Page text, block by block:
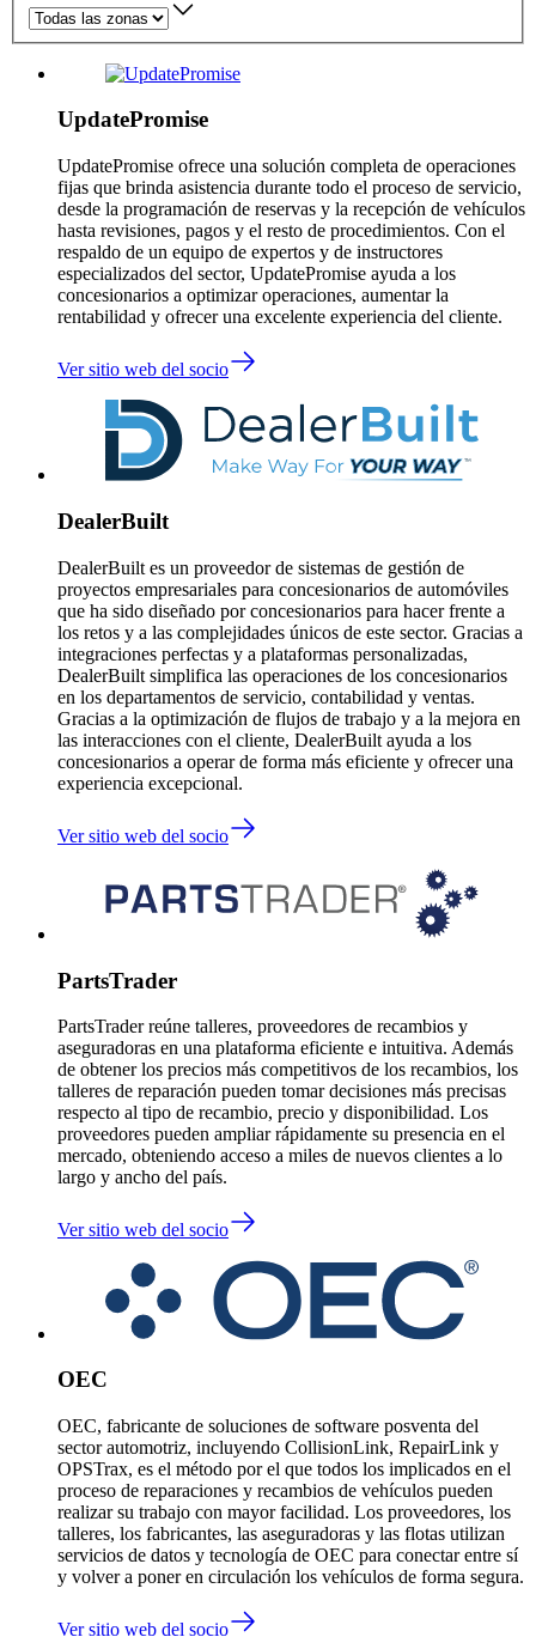
UpdatePromise
UpdatePromise ofrece una solución completa de operaciones
fijas que brinda asistencia durante todo el proceso de servicio,
desde la programación de reservas y la recepción de vehículos
hasta revisiones, pagos y el resto de procedimientos. Con el
respaldo de un equipo de expertos y de instructores
especializados del sector, UpdatePromise ayuda a los
concesionarios a optimizar operaciones, aumentar la
rentabilidad y ofrecer una excelente experiencia del cliente.
Ver sitio web del socio
DealerBuilt
DealerBuilt es un proveedor de sistemas de gestión de
proyectos empresariales para concesionarios de automóviles
que ha sido diseñado por concesionarios para hacer frente a
los retos y a las complejidades únicos de este sector. Gracias a
integraciones perfectas y a plataformas personalizadas,
DealerBuilt simplifica las operaciones de los concesionarios
en los departamentos de servicio, contabilidad y ventas.
Gracias a la optimización de flujos de trabajo y a la mejora en
las interacciones con el cliente, DealerBuilt ayuda a los
concesionarios a operar de forma más eficiente y ofrecer una
experiencia excepcional.
Ver sitio web del socio
PartsTrader
PartsTrader reúne talleres, proveedores de recambios y
aseguradoras en una plataforma eficiente e intuitiva. Además
de obtener los precios más competitivos de los recambios, los
talleres de reparación pueden tomar decisiones más precisas
respecto al tipo de recambio, precio y disponibilidad. Los
proveedores pueden ampliar rápidamente su presencia en el
mercado, obteniendo acceso a miles de nuevos clientes a lo
largo y ancho del país.
Ver sitio web del socio
OEC
OEC, fabricante de soluciones de software posventa del
sector automotriz, incluyendo CollisionLink, RepairLink y
OPSTrax, es el método por el que todos los implicados en el
proceso de reparaciones y recambios de vehículos pueden
realizar su trabajo con mayor facilidad. Los proveedores, los
talleres, los fabricantes, las aseguradoras y las flotas utilizan
servicios de datos y tecnología de OEC para conectar entre sí
y volver a poner en circulación los vehículos de forma segura.
Ver sitio web del socio